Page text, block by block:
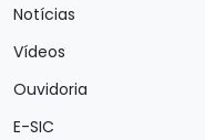
Notícias
Vídeos
Ouvidoria
E-SIC